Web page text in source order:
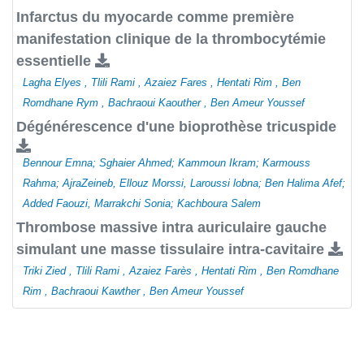
Infarctus du myocarde comme première
manifestation clinique de la thrombocytémie
essentielle
Lagha Elyes , Tlili Rami , Azaiez Fares , Hentati Rim , Ben
Romdhane Rym , Bachraoui Kaouther , Ben Ameur Youssef
Dégénérescence d'une bioprothèse tricuspide
Bennour Emna; Sghaier Ahmed; Kammoun Ikram; Karmouss
Rahma; AjraZeineb, Ellouz Morssi, Laroussi lobna; Ben Halima Afef;
Added Faouzi, Marrakchi Sonia; Kachboura Salem
Thrombose massive intra auriculaire gauche
simulant une masse tissulaire intra-cavitaire
Triki Zied , Tlili Rami , Azaiez Farès , Hentati Rim , Ben Romdhane
Rim , Bachraoui Kawther , Ben Ameur Youssef